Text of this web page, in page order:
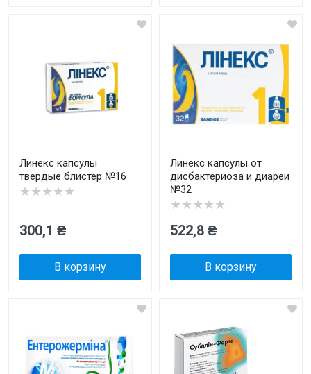
Линекс капсулы
твердые блистер №16
★★★★★
300,1 ₴
В корзину
Линекс капсулы от
дисбактериоза и диареи
№32
★★★★★
522,8 ₴
В корзину